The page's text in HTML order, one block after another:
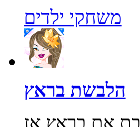
משחקי ילדים
הלבשת בראץ